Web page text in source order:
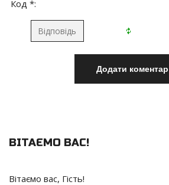
Код *:
ВІТАЄМО ВАС!
Вітаємо вас, Гість!